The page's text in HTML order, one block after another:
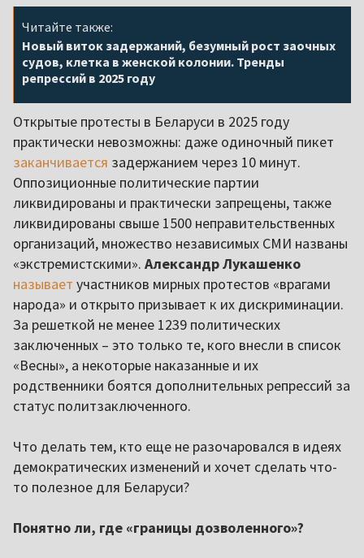
Читайте также:
Новый виток задержаний, безумный рост заочных
судов, клетка в женской колонии. Тренды
репрессий в 2025 году
Открытые протесты в Беларуси в 2025 году
практически невозможны: даже одиночный пикет
заканчивается задержанием через 10 минут.
Оппозиционные политические партии
ликвидированы и практически запрещены, также
ликвидированы свыше 1500 неправительственных
организаций, множество независимых СМИ названы
«экстремистскими». Александр Лукашенко
называет участников мирных протестов «врагами
народа» и открыто призывает к их дискриминации.
За решеткой не менее 1239 политических
заключенных – это только те, кого внесли в список
«Весны», а некоторые наказанные и их
родственники боятся дополнительных репрессий за
статус политзаключенного.
Что делать тем, кто еще не разочаровался в идеях
демократических изменений и хочет сделать что-
то полезное для Беларуси?
Понятно ли, где «границы дозволенного»?